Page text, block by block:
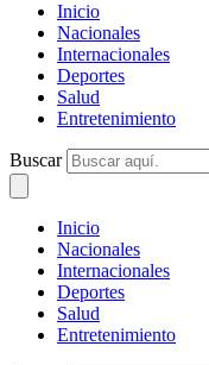
Inicio
Nacionales
Internacionales
Deportes
Salud
Entretenimiento
Buscar
Inicio
Nacionales
Internacionales
Deportes
Salud
Entretenimiento